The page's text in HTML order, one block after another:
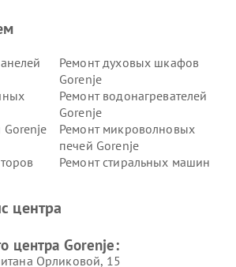
Ремонт духовых шкафов
Gorenje
Ремонт водонагревателей
Gorenje
Ремонт микроволновых
печей Gorenje
Ремонт стиральных машин
центра
центра Gorenje:
Орликовой, 15